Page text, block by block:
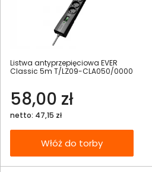
Listwa antyprzepięciowa EVER
Classic 5m T/LZ09-CLA050/0000
58,00 zł
netto: 47,15 zł
Włóż do torby